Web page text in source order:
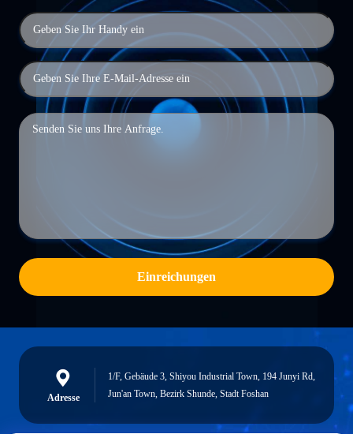
Einreichungen
Adresse
1/F, Gebäude 3, Shiyou Industrial Town, 194 Junyi Rd,
Jun'an Town, Bezirk Shunde, Stadt Foshan